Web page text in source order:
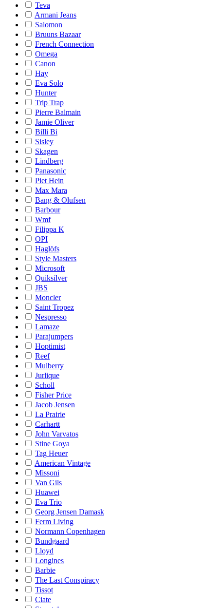
Teva
Armani Jeans
Salomon
Bruuns Bazaar
French Connection
Omega
Canon
Hay
Eva Solo
Hunter
Trip Trap
Pierre Balmain
Jamie Oliver
Billi Bi
Sisley
Skagen
Lindberg
Panasonic
Piet Hein
Max Mara
Bang & Olufsen
Barbour
Wmf
Filippa K
OPI
Haglöfs
Style Masters
Microsoft
Quiksilver
JBS
Moncler
Saint Tropez
Nespresso
Lamaze
Parajumpers
Hoptimist
Reef
Mulberry
Jurlique
Scholl
Fisher Price
Jacob Jensen
La Prairie
Carhartt
John Varvatos
Stine Goya
Tag Heuer
American Vintage
Missoni
Van Gils
Huawei
Eva Trio
Georg Jensen Damask
Ferm Living
Normann Copenhagen
Bundgaard
Lloyd
Longines
Barbie
The Last Conspiracy
Tissot
Ciate